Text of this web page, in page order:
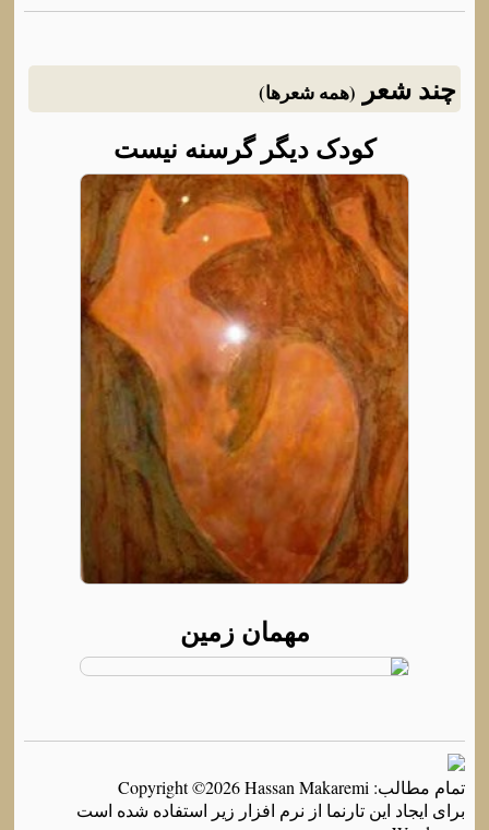
چند شعر (همه شعرها)
کودک دیگر گرسنه نیست
مهمان زمین
تمام مطالب: Copyright ©2026 Hassan Makaremi
برای ایجاد این تارنما از نرم افزار زیر استفاده شده است